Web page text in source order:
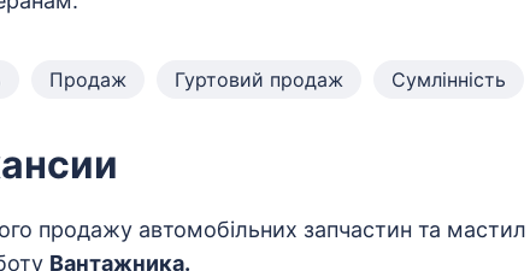
Продаж Гуртовий продаж Сумлінність
продажу автомобільних запчастин та мастил
Вантажника.